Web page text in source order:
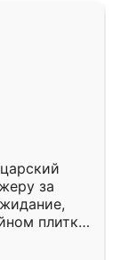
за
плитки.